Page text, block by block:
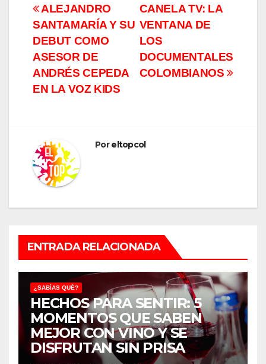
Navegación
de
entradas
CANELA TV: LA
VENTANA DE
LOS
DOCUMENTALES
COLOMBIANOS
ALEJANDRO
SANTAMARÍA Y SU
DEBUT COMO
ASESOR DE
ANDRÉS CEPEDA
EN LA VOZ KIDS
Poreltopcol
ENTRADA RELACIONADA
¿SABÍAS QUÉ?
HECHOS PARA SENTIR: 5
MOMENTOS QUE SABEN
MEJOR CON VINO Y SE
DISFRUTAN SIN PRISA